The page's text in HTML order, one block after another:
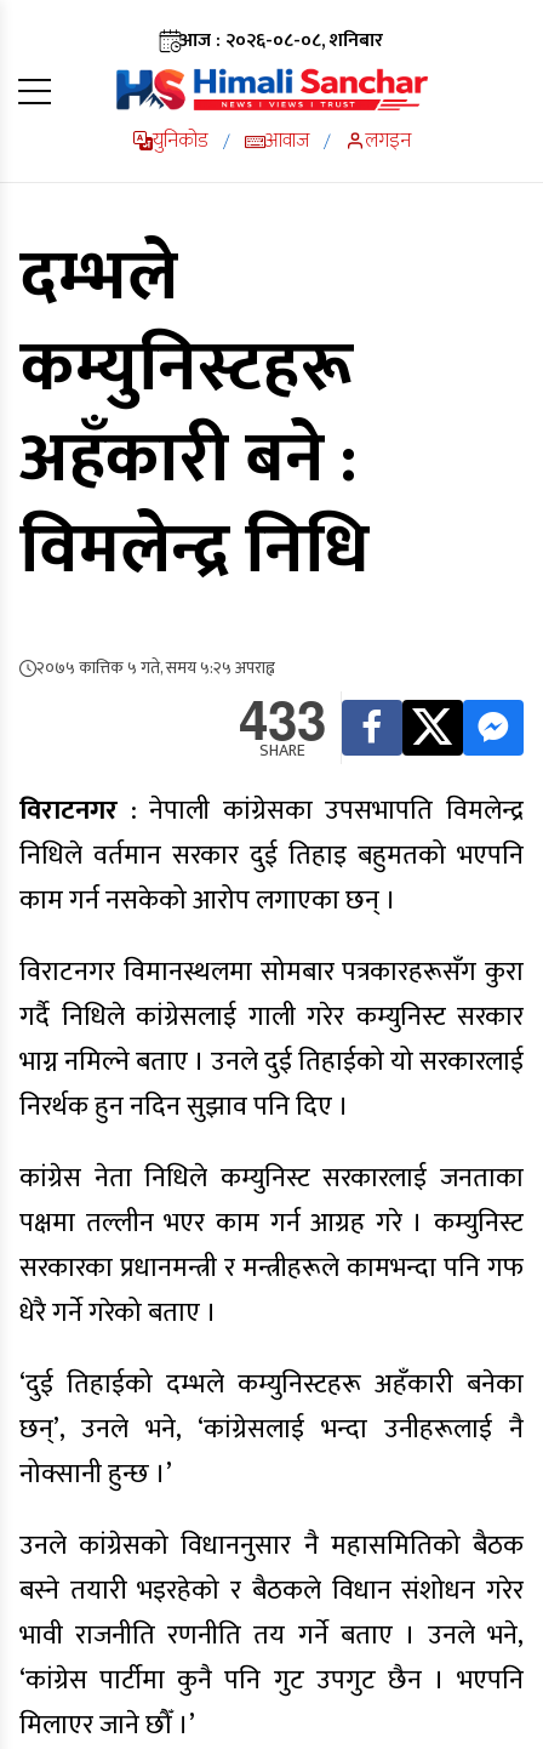
आज : २०२६-०८-०८, शनिबार
युनिकोड / आवाज / लगइन
दम्भले
कम्युनिस्टहरू
अहँकारी बने :
विमलेन्द्र निधि
२०७५ कात्तिक ५ गते, समय ५:२५ अपराह्न
433
SHARE
विराटनगर : नेपाली कांग्रेसका उपसभापति विमलेन्द्र
निधिले वर्तमान सरकार दुई तिहाइ बहुमतको भएपनि
काम गर्न नसकेको आरोप लगाएका छन् ।
विराटनगर विमानस्थलमा सोमबार पत्रकारहरूसँग कुरा
गर्दै निधिले कांग्रेसलाई गाली गरेर कम्युनिस्ट सरकार
भाग्न नमिल्ने बताए । उनले दुई तिहाईको यो सरकारलाई
निरर्थक हुन नदिन सुझाव पनि दिए ।
कांग्रेस नेता निधिले कम्युनिस्ट सरकारलाई जनताका
पक्षमा तल्लीन भएर काम गर्न आग्रह गरे । कम्युनिस्ट
सरकारका प्रधानमन्त्री र मन्त्रीहरूले कामभन्दा पनि गफ
धेरै गर्ने गरेको बताए ।
‘दुई तिहाईको दम्भले कम्युनिस्टहरू अहँकारी बनेका
छन्’, उनले भने, ‘कांग्रेसलाई भन्दा उनीहरूलाई नै
नोक्सानी हुन्छ ।’
उनले कांग्रेसको विधाननुसार नै महासमितिको बैठक
बस्ने तयारी भइरहेको र बैठकले विधान संशोधन गरेर
भावी राजनीति रणनीति तय गर्ने बताए । उनले भने,
‘कांग्रेस पार्टीमा कुनै पनि गुट उपगुट छैन । भएपनि
मिलाएर जाने छौँ ।’